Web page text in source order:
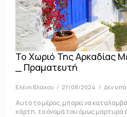
Το Χωριό Της Αρκαδίας
_ Πραματευτή
Ελένη Βλάχου 27/08/2024 Δεν
Αυτό το μέρος, μπορεί να
χάρτη, το όνομά του όμως μαρτυρά